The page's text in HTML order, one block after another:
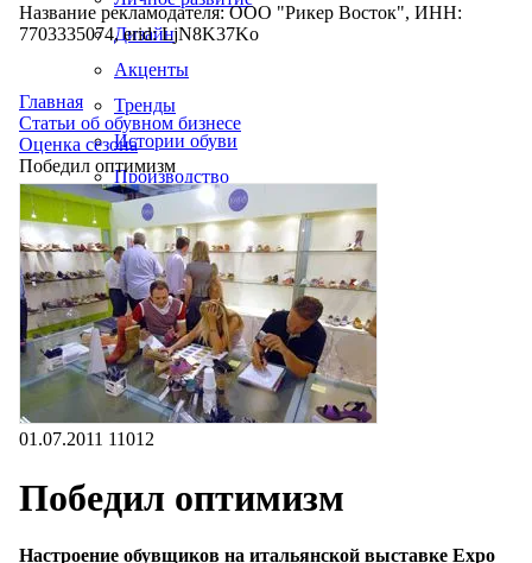
Дизайн
Акценты
Тренды
Истории обуви
Производство
Название рекламодателя: ООО "Рикер Восток", ИНН:
7703335074, erid: LjN8K37Ko
Главная
Статьи об обувном бизнесе
Оценка сезона
Победил оптимизм
01.07.2011 11012
Победил оптимизм
Настроение обувщиков на итальянской выставке Expo